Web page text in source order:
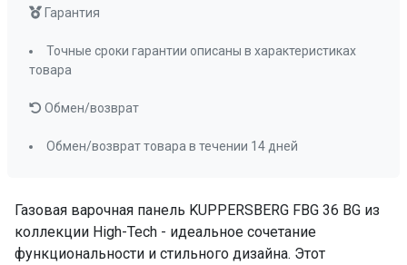
Газовая варочная панель KUPPERSBERG FBG 36 BG из
коллекции High-Tech - идеальное сочетание
функциональности и стильного дизайна. Этот
Гарантия
Точные сроки гарантии описаны в характеристиках
товара
Обмен/возврат
Обмен/возврат товара в течении 14 дней